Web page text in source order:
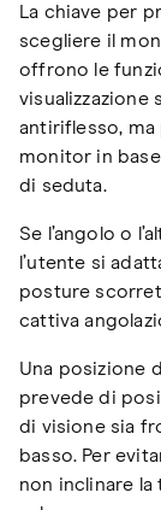
La chiave per
scegliere il
offrono le
visualizzazione
antiriflesso, ma
monitor in base
di seduta.
Se l’angolo o
l’utente si
posture
cattiva
Una posizione
prevede di
di visione sia
basso. Per
non inclinare la